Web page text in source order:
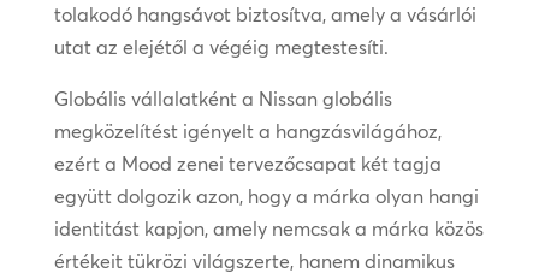
tolakodó hangsávot biztosítva, amely a vásárlói
utat az elejétől a végéig megtestesíti.
Globális vállalatként a Nissan globális
megközelítést igényelt a hangzásvilágához,
ezért a Mood zenei tervezőcsapat két tagja
együtt dolgozik azon, hogy a márka olyan hangi
identitást kapjon, amely nemcsak a márka közös
értékeit tükrözi világszerte, hanem dinamikus